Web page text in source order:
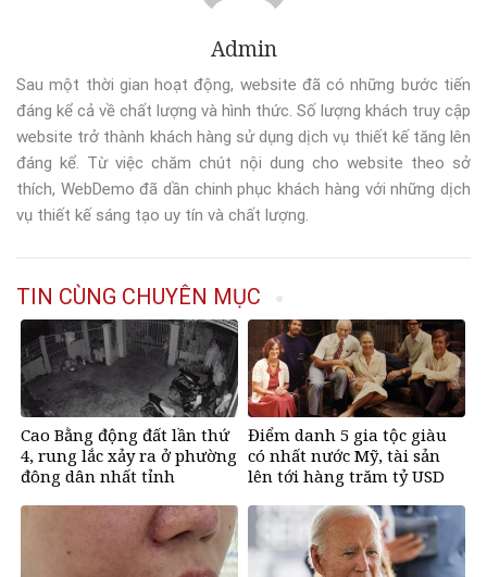
Admin
Sau một thời gian hoạt động, website đã có những bước tiến
đáng kể cả về chất lượng và hình thức. Số lượng khách truy cập
website trở thành khách hàng sử dụng dịch vụ thiết kế tăng lên
đáng kể. Từ việc chăm chút nội dung cho website theo sở
thích, WebDemo đã dần chinh phục khách hàng với những dịch
vụ thiết kế sáng tạo uy tín và chất lượng.
TIN CÙNG CHUYÊN MỤC
Cao Bằng động đất lần thứ
4, rung lắc xảy ra ở phường
đông dân nhất tỉnh
Điểm danh 5 gia tộc giàu
có nhất nước Mỹ, tài sản
lên tới hàng trăm tỷ USD